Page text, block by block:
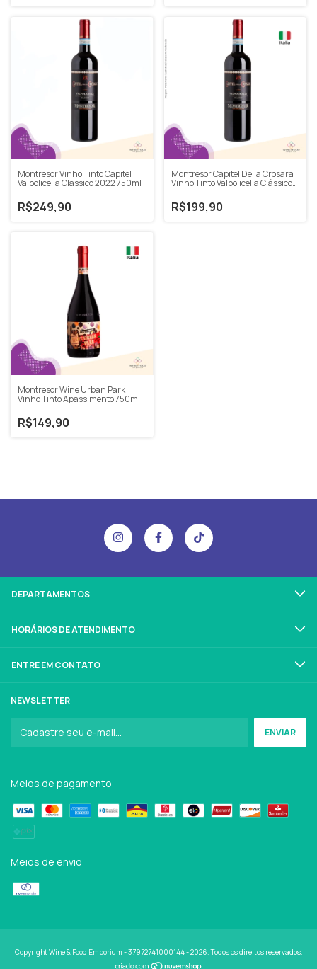
Montresor Vinho Tinto Capitel
Valpolicella Classico 2022 750ml
R$249,90
Montresor Capitel Della Crosara
Vinho Tinto Valpolicella Clássico
R$199,90
Montresor Wine Urban Park
Vinho Tinto Apassimento 750ml
R$149,90
DEPARTAMENTOS
HORÁRIOS DE ATENDIMENTO
ENTRE EM CONTATO
NEWSLETTER
Meios de pagamento
Meios de envio
Copyright Wine & Food Emporium - 37972741000144 - 2026. Todos os direitos reservados.